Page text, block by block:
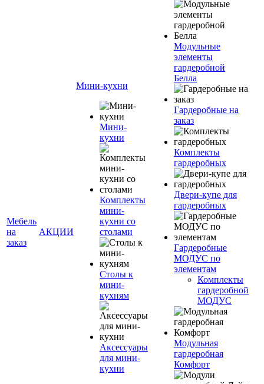
Мебель
на
заказ
АКЦИИ
Мини-кухни
Мини-
кухни
Комплекты
мини-
кухни со
столами
Столы к
мини-
кухням
Аксессуары
для мини-
кухни
Модульные
элементы
гардеробной
Белла
Гардеробные на
заказ
Комплекты
гардеробных
Двери-купе для
гардеробных
Гардеробные
МОДУС по
элементам
Комплекты
гардеробной
МОДУС
Модульная
гардеробная
Комфорт